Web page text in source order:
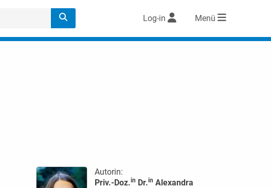
Log-in Menü
Autorin:
Priv.-Doz.in Dr.in Alexandra